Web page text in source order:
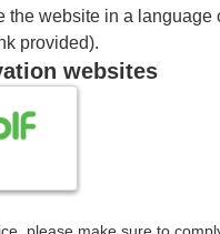
the website in a
provided).
websites